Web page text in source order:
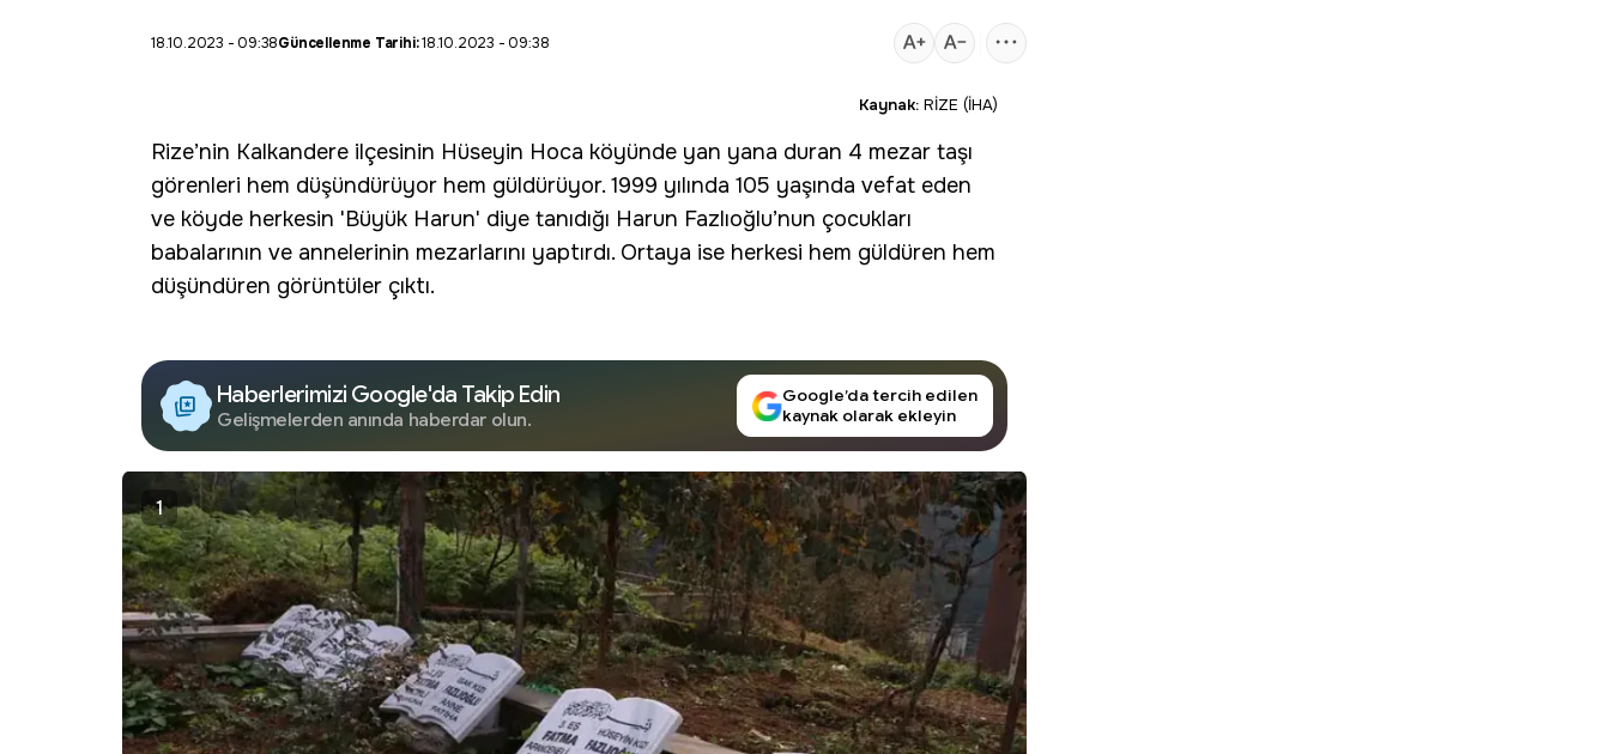
18.10.2023 - 09:38Güncellenme Tarihi:18.10.2023 - 09:38
Kaynak: RİZE (İHA)
Rize’nin Kalkandere ilçesinin Hüseyin Hoca köyünde yan yana duran 4 mezar taşı
görenleri hem düşündürüyor hem güldürüyor. 1999 yılında 105 yaşında vefat eden
ve köyde herkesin 'Büyük Harun' diye tanıdığı Harun Fazlıoğlu’nun çocukları
babalarının ve annelerinin mezarlarını yaptırdı. Ortaya ise herkesi hem güldüren hem
düşündüren görüntüler çıktı.
Haberlerimizi Google'da Takip Edin
Gelişmelerden anında haberdar olun.
Google’da tercih edilen
kaynak olarak ekleyin
1